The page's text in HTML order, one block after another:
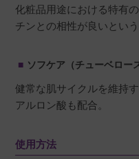
投稿日
2026/03/06
こちらの製品は、成
化粧品用途における特有
チンとの相性が良いとい
ソフケア（チューベロー
健常な肌サイクルを維持
アルロン酸も配合。
使用方法